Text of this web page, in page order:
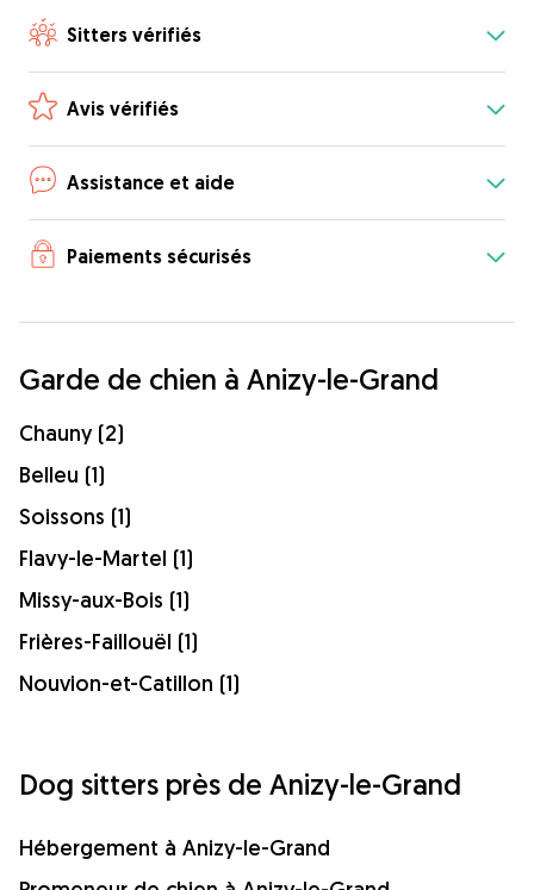
Sitters vérifiés
Avis vérifiés
Assistance et aide
Paiements sécurisés
Garde de chien à Anizy-le-Grand
Chauny (2)
Belleu (1)
Soissons (1)
Flavy-le-Martel (1)
Missy-aux-Bois (1)
Frières-Faillouël (1)
Nouvion-et-Catillon (1)
Dog sitters près de Anizy-le-Grand
Hébergement à Anizy-le-Grand